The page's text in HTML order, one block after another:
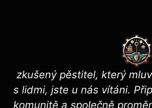
zkušený pěstitel, který
s lidmi, jste u nás vítáni.
komunitě a společně